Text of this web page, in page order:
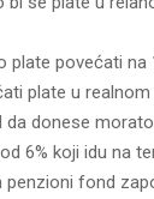
plate povećati na
plate u realnom
da donese
6% koji idu na
penzioni fond